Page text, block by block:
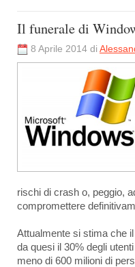
Il funerale di
8 Aprile 2014 di
rischi di crash o, peggio,
compromettere
Attualmente si stima che
da quesi il 30% degli
meno di 600 milioni di